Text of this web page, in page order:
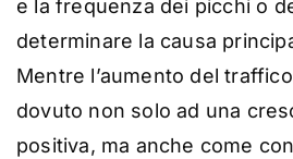
e la frequenza dei picchi o
determinare la causa
Mentre l’aumento del
dovuto non solo ad una
positiva, ma anche come